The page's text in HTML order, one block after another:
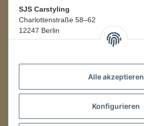
Alle akzeptieren
Konfigurieren
SJS Carstyling
Charlottenstraße 58–62
12247 Berlin
08:00–16:00 Uhr
LAGER / RETOUREN
Packmonster Fulfillment
SJS Carstyling Lager